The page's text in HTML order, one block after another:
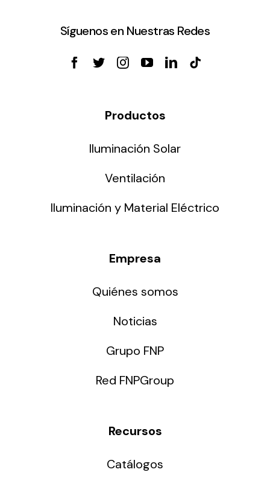
Síguenos en Nuestras Redes
Productos
Iluminación Solar
Ventilación
Iluminación y Material Eléctrico
Empresa
Quiénes somos
Noticias
Grupo FNP
Red FNPGroup
Recursos
Catálogos